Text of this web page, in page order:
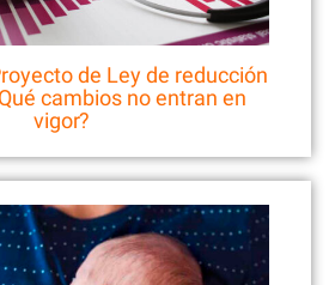
de Ley de reducción
cambios no entran en
vigor?